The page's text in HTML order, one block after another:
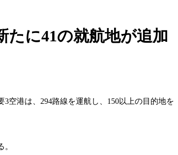
に41の就航地が追加
空港は、294路線を運航し、150以上の目的地を